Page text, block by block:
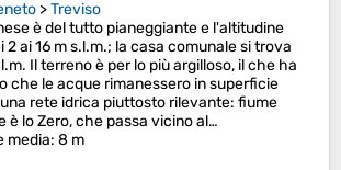
>Treviso
è del tutto pianeggiante e l'altitudine
2 ai 16 m s.l.m.; la casa comunale si trova
Il terreno è per lo più argilloso, il che ha
che le acque rimanessero in superficie
rete idrica piuttosto rilevante: fiume
è lo Zero, che passa vicino al…
media: 8 m